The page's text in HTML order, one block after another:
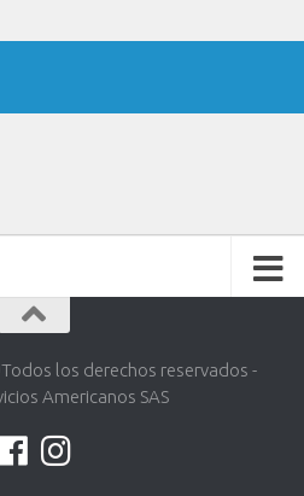
los derechos reservados -
Americanos SAS